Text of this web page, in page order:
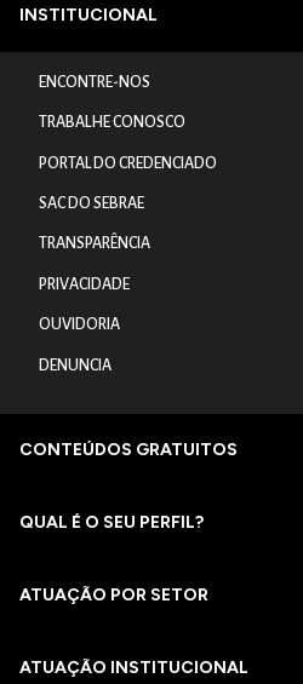
INSTITUCIONAL
ENCONTRE-NOS
TRABALHE CONOSCO
PORTAL DO CREDENCIADO
SAC DO SEBRAE
TRANSPARÊNCIA
PRIVACIDADE
OUVIDORIA
DENUNCIA
CONTEÚDOS GRATUITOS
QUAL É O SEU PERFIL?
ATUAÇÃO POR SETOR
ATUAÇÃO INSTITUCIONAL